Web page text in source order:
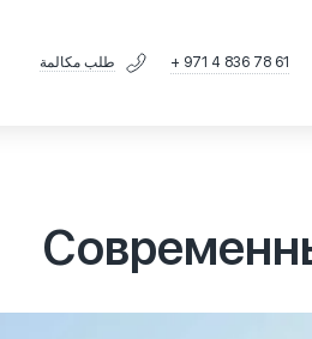
+ 971 4 836 78 61 طلب مكالمة